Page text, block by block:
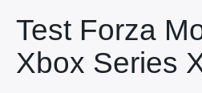
Test Forza
Xbox Series